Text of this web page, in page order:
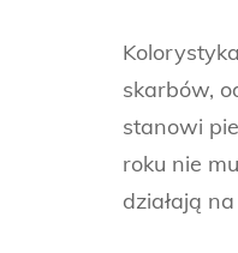
skarbów,
stanowi
roku nie
działają